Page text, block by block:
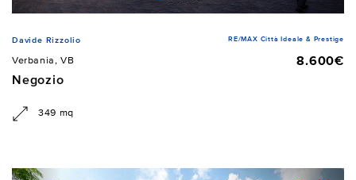
Davide Rizzolio RE/MAX Città Ideale & Prestige
Verbania, VB
8.600€
Negozio
349 mq